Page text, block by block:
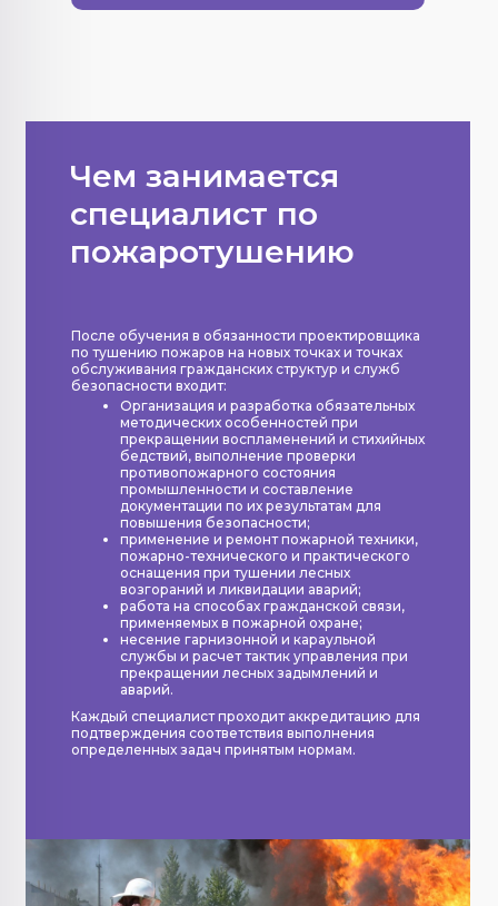
Чем занимается
специалист по
пожаротушению
После обучения в обязанности проектировщика
по тушению пожаров на новых точках и точках
обслуживания гражданских структур и служб
безопасности входит:
Организация и разработка обязательных
методических особенностей при
прекращении воспламенений и стихийных
бедствий, выполнение проверки
противопожарного состояния
промышленности и составление
документации по их результатам для
повышения безопасности;
применение и ремонт пожарной техники,
пожарно-технического и практического
оснащения при тушении лесных
возгораний и ликвидации аварий;
работа на способах гражданской связи,
применяемых в пожарной охране;
несение гарнизонной и караульной
службы и расчет тактик управления при
прекращении лесных задымлений и
аварий.
Каждый специалист проходит аккредитацию для
подтверждения соответствия выполнения
определенных задач принятым нормам.